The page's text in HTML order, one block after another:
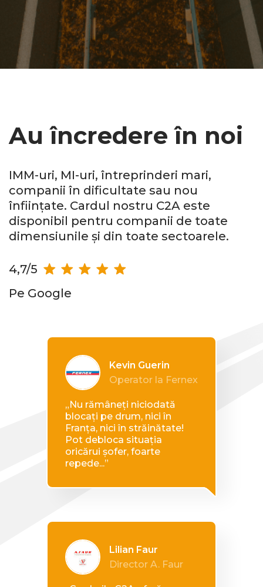
Au încredere în noi
IMM-uri, MI-uri, întreprinderi mari,
companii în dificultate sau nou
înființate. Cardul nostru C2A este
disponibil pentru companii de toate
dimensiunile și din toate sectoarele.
4,7/5
Pe Google
Kevin Guerin
Operator la Fernex
„Nu rămâneți niciodată
blocați pe drum, nici în
Franța, nici în străinătate!
Pot debloca situația
oricărui șofer, foarte
repede...”
Lilian Faur
Director A. Faur